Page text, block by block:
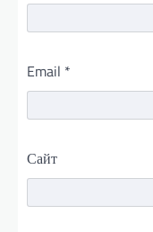
Email *
Сайт